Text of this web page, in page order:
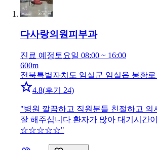
다사랑의원피부과
진료 예정 토요일 08:00 ~ 16:00
600m
전북특별자치도 임실군 임실읍 봉황
4.8(후기 24)
"병원 깔끔하고 직원분들 친절하고 의
잘 해주십니다 환자가 많아 대기시간
☆☆☆☆☆"